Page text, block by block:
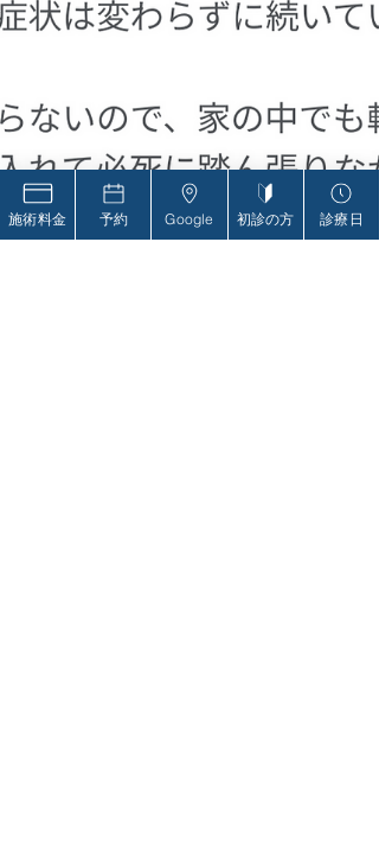
施術料金 予約 Google 初診の方 診療日